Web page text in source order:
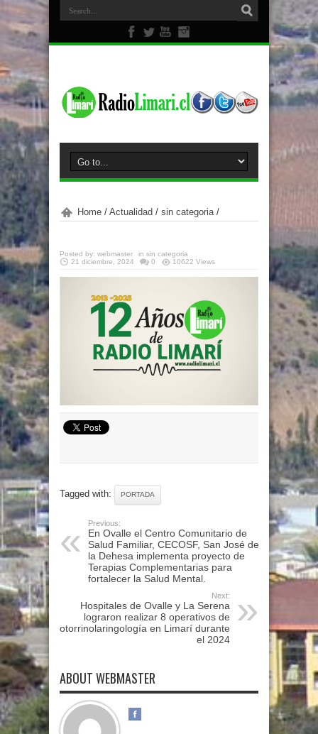
Home / Actualidad / sin categoria /
Posted by: webmaster in sin categoria
21 diciembre, 2024
0 10622 Views
Tagged with: PORTADA
Previous:
En Ovalle el Centro Comunitario de
Salud Familiar, CECOSF, San José de
la Dehesa implementa proyecto de
Terapias Complementarias para
fortalecer la Salud Mental.
Next:
Hospitales de Ovalle y La Serena
lograron realizar 8 operativos de
otorrinolaringología en Limarí durante
el 2024
ABOUT WEBMASTER